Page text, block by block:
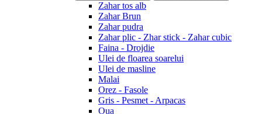
Zahar tos alb
Zahar Brun
Zahar pudra
Zahar plic - Zhar stick - Zahar cubic
Faina - Drojdie
Ulei de floarea soarelui
Ulei de masline
Malai
Orez - Fasole
Gris - Pesmet - Arpacas
Oua